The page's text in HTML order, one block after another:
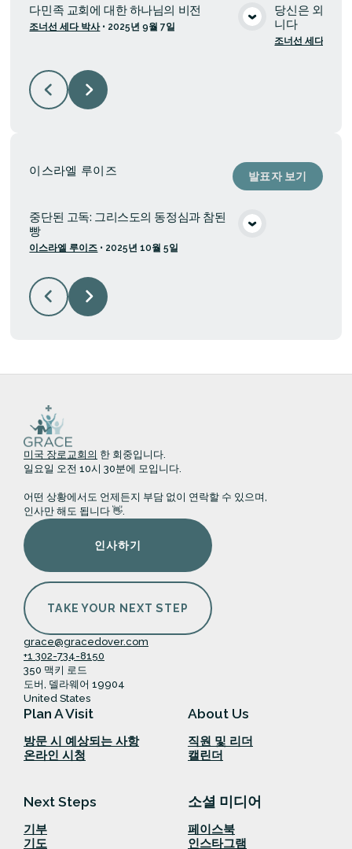
미디어 보기
다민족 교회에 대한 하나님의 비전
조너선 세다 박사• 2025년 9월 7일
당신은 외계인
니다
조너선 세다 박사
이스라엘 루이즈 발표자 보기
중단된 고독: 그리스도의 동정심과 참된
빵
이스라엘 루이즈 • 2025년 10월 5일
미국 장로교회의 한 회중입니다.
일요일 오전 10시 30분에 모입니다.
어떤 상황에서도 언제든지 부담 없이 연락할 수 있으며,
인사만 해도 됩니다 👋.
인사하기
TAKE YOUR NEXT STEP
grace@gracedover.com
+1 302-734-8150
350 맥키 로드
도버, 델라웨어 19904
United States
Plan A Visit
방문 시 예상되는 사항
온라인 시청
About Us
직원 및 리더
캘린더
Next Steps
기부
기도
소셜 미디어
페이스북
인스타그램